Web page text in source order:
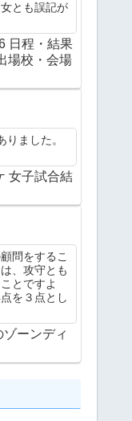
とも誤記が
日程・結果
場校・会場
ました。
女子試合結
問をするこ
、攻守とも
とですよ
を３点とし
ーンディ